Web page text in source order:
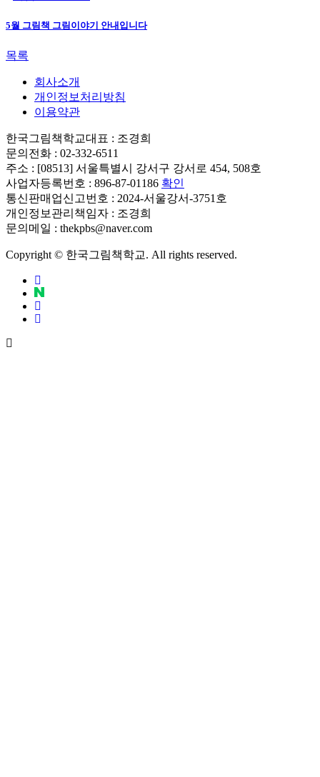
5월 그림책 그림이야기 안내입니다
목록
회사소개
개인정보처리방침
이용약관
한국그림책학교대표 : 조경희
문의전화 : 02-332-6511
주소 : [08513] 서울특별시 강서구 강서로 454, 508호
사업자등록번호 : 896-87-01186 확인
통신판매업신고번호 : 2024-서울강서-3751호
개인정보관리책임자 : 조경희
문의메일 : thekpbs@naver.com
Copyright © 한국그림책학교. All rights reserved.